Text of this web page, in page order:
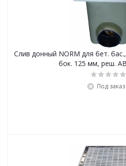
Слив донный NORM для бет.
бок. 125 мм, реш.
Под заказ